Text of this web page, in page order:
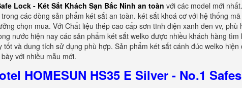
Lock - Két Sắt Khách Sạn Bắc Ninh an toàn với các model mới
các dòng sản phẩm két sắt an toàn. két sắt khoá cơ với hệ thống
chọn mua. Với Chất liệu thép cao cấp sơn tĩnh điện xanh đen vv,
nước hiện nay các sản phẩm két sắt welko được nhiều khách hàng
tốt và dung tích sử dụng phù hợp. Sản phẩm két sắt cánh đúc welko
với nhiều mẫu mới.
HOMESUN HS35 E Silver - No.1